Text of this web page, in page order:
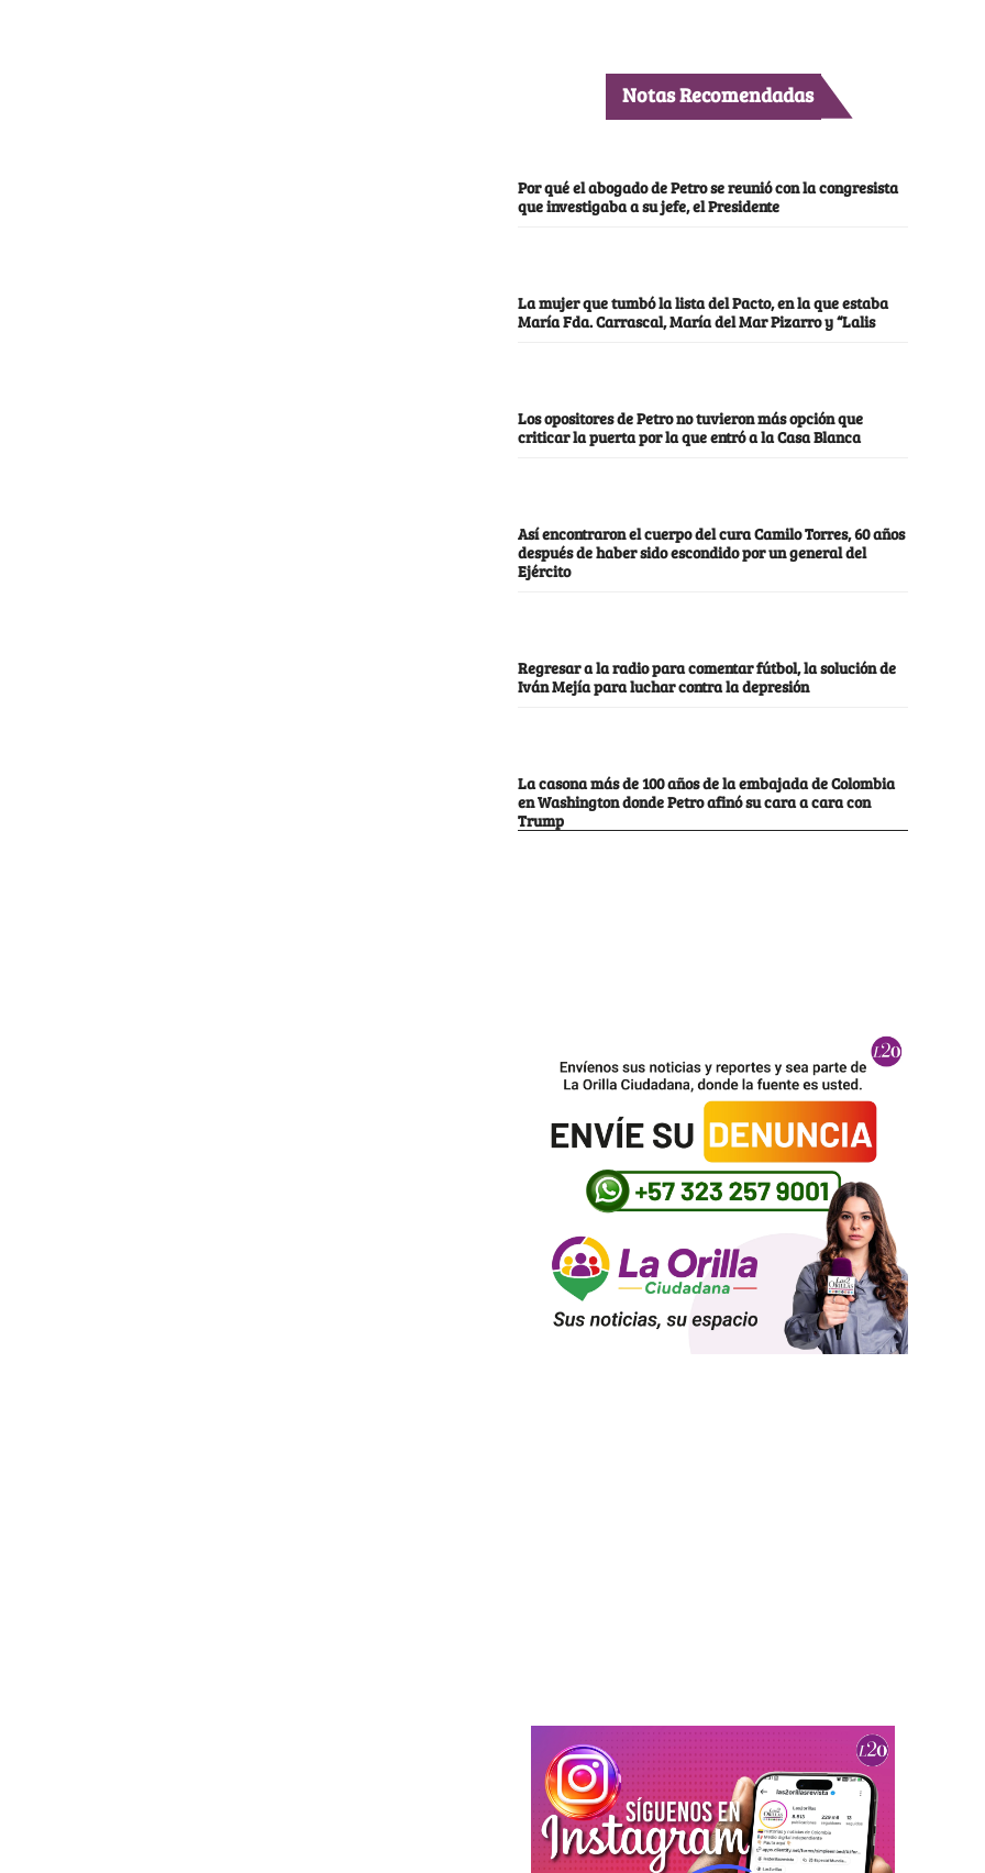
Notas Recomendadas
Por qué el abogado de Petro se reunió con la congresista
que investigaba a su jefe, el Presidente
La mujer que tumbó la lista del Pacto, en la que estaba
María Fda. Carrascal, María del Mar Pizarro y “Lalis
Los opositores de Petro no tuvieron más opción que
criticar la puerta por la que entró a la Casa Blanca
Así encontraron el cuerpo del cura Camilo Torres, 60 años
después de haber sido escondido por un general del
Ejército
Regresar a la radio para comentar fútbol, la solución de
Iván Mejía para luchar contra la depresión
La casona más de 100 años de la embajada de Colombia
en Washington donde Petro afinó su cara a cara con
Trump